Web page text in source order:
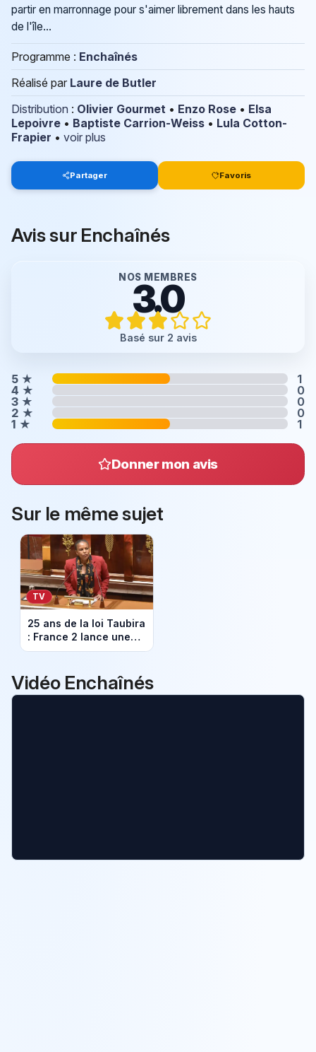
partir en marronnage pour s'aimer librement dans les hauts
de l'île...
Programme : Enchaînés
Réalisé par Laure de Butler
Distribution : Olivier Gourmet • Enzo Rose • Elsa
Lepoivre • Baptiste Carrion-Weiss • Lula Cotton-
Frapier • voir plus
Partager Favoris
Avis sur Enchaînés
NOS MEMBRES
3.0
Basé sur 2 avis
5 ★
1
4 ★
0
3 ★
0
2 ★
0
1 ★ 1
Donner mon avis
Sur le même sujet
TV
25 ans de la loi Taubira
: France 2 lance une
soirée dédiée à la
l’esclavage
Vidéo Enchaînés